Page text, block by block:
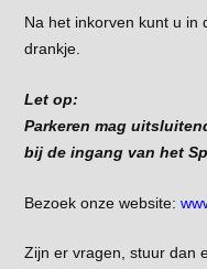
Na het inkorven kunt u in
drankje.
Let op:
Parkeren mag
bij de ingang van het
Bezoek onze website:
Zijn er vragen, stuur dan